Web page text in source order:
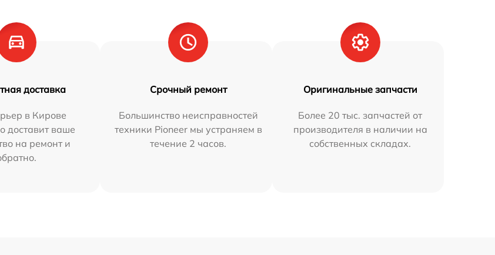
доставка
в Кирове
доставит ваше
на ремонт и
Срочный ремонт
Большинство неисправностей
техники Pioneer мы устраняем в
течение 2 часов.
Оригинальные запчасти
Более 20 тыс. запчастей от
производителя в наличии на
собственных складах.